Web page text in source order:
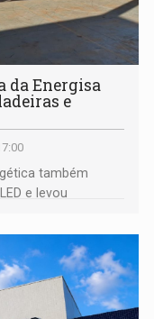
da Energisa
e
também
e levou